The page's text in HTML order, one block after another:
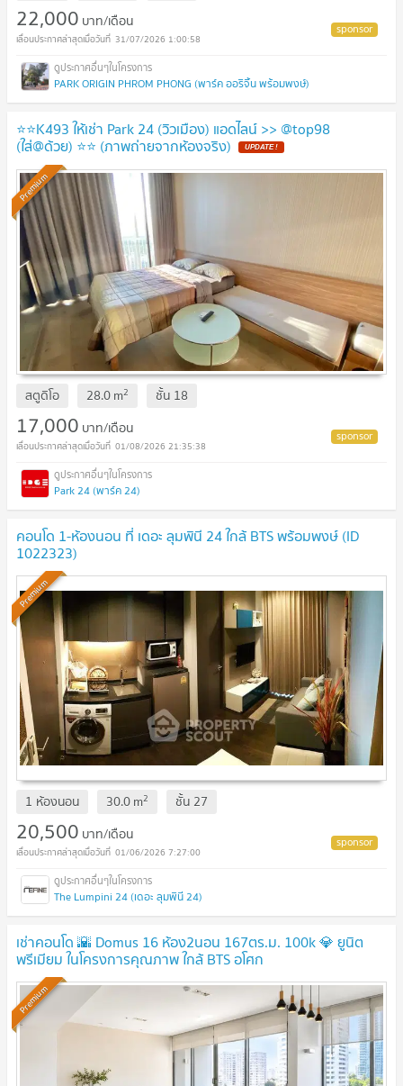
22,000 บาท/เดือน
31/07/2026 1:00:58
PARK ORIGIN PHROM PHONG (พาร์ค ออริจิ้น พร้อมพงษ์)
⭐️⭐️K493 ให้เช่า Park 24 (วิวเมือง) แอดไลน์ >> @top98
(ใส่@ด้วย) ⭐️⭐️ (ภาพถ่ายจากห้องจริง) UPDATE !
Premium
สตูดิโอ 28.0m2 ชั้น 18
17,000 บาท/เดือน
01/08/2026 21:35:38
Park 24 (พาร์ค 24)
คอนโด 1-ห้องนอน ที่ เดอะ ลุมพินี 24 ใกล้ BTS พร้อมพงษ์ (ID
1022323)
Premium
1 ห้องนอน 30.0m2 ชั้น 27
20,500 บาท/เดือน
01/06/2026 7:27:00
The Lumpini 24 (เดอะ ลุมพินี 24)
เช่าคอนโด 🌇 Domus 16 ห้อง2นอน 167ตร.ม. 100k 💎 ยูนิต
พรีเมียม ในโครงการคุณภาพ ใกล้ BTS อโศก
Premium